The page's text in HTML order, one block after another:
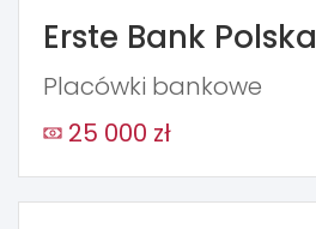
Erste Bank Polska
Placówki bankowe
25 000 zł